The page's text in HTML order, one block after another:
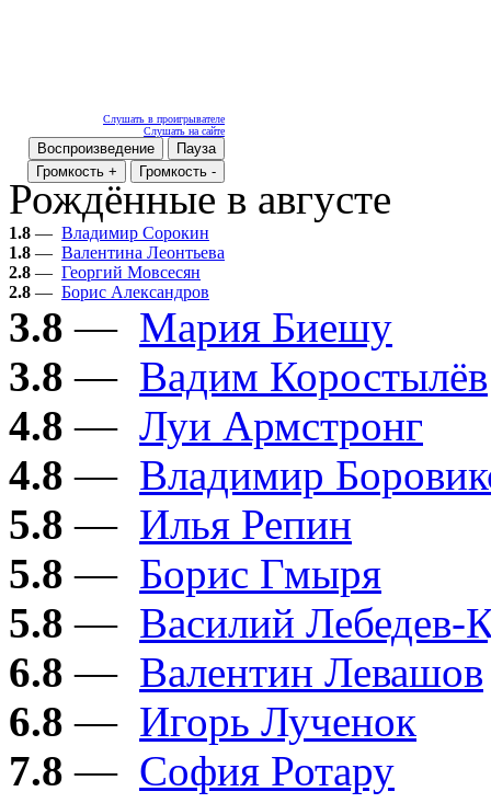
Слушать в проигрывателе
Слушать на сайте
Воспроизведение
Пауза
Громкость +
Громкость -
Рождённые в августе
1.8 — Владимир Сорокин
1.8 — Валентина Леонтьева
2.8 — Георгий Мовсесян
2.8 — Борис Александров
3.8 — Мария Биешу
3.8 — Вадим Коростылёв
4.8 — Луи Армстронг
4.8 — Владимир
5.8 — Илья Репин
5.8 — Борис Гмыря
5.8 — Василий Лебедев-
6.8 — Валентин Левашов
6.8 — Игорь Лученок
7.8 — София Ротару